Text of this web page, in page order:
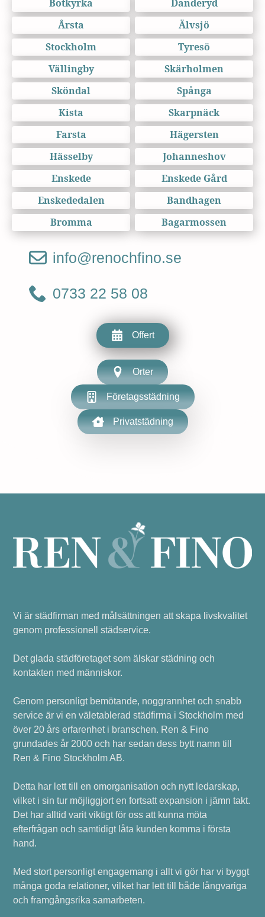
Botkyrka
Danderyd
Årsta
Älvsjö
Stockholm
Tyresö
Vällingby
Skärholmen
Sköndal
Spånga
Kista
Skarpnäck
Farsta
Hägersten
Hässelby
Johanneshov
Enskede
Enskede Gård
Enskededalen
Bandhagen
Bromma
Bagarmossen
info@renochfino.se
0733 22 58 08
Offert
Orter
Företagsstädning
Privatstädning
Vi är städfirman med målsättningen att skapa livskvalitet
genom professionell städservice.
Det glada städföretaget som älskar städning och
kontakten med människor.
Genom personligt bemötande, noggrannhet och snabb
service är vi en väletablerad städfirma i Stockholm med
över 20 års erfarenhet i branschen. Ren & Fino
grundades år 2000 och har sedan dess bytt namn till
Ren & Fino Stockholm AB.
Detta har lett till en omorganisation och nytt ledarskap,
vilket i sin tur möjliggjort en fortsatt expansion i jämn takt.
Det har alltid varit viktigt för oss att kunna möta
efterfrågan och samtidigt låta kunden komma i första
hand.
Med stort personligt engagemang i allt vi gör har vi byggt
många goda relationer, vilket har lett till både långvariga
och framgångsrika samarbeten.